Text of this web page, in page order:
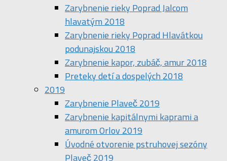
Zarybnenie rieky Poprad Jalcom
hlavatým 2018
Zarybnenie rieky Poprad Hlavátkou
podunajskou 2018
Zarybnenie kapor, zubáč, amur 2018
Preteky detí a dospelých 2018
2019
Zarybnenie Plaveč 2019
Zarybnenie kapitálnymi kaprami a
amurom Orlov 2019
Úvodné otvorenie pstruhovej sezóny
Plaveč 2019